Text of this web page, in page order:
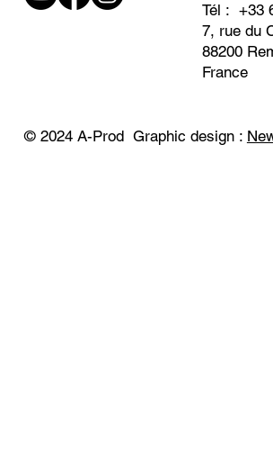
Tél : +33
7, rue du
88200
France
© 2024 A-Prod Graphic design :